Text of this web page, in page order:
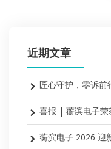
近期文章
匠心守护，零诉前
喜报 | 蘅滨电子荣
蘅滨电子 2026 迎